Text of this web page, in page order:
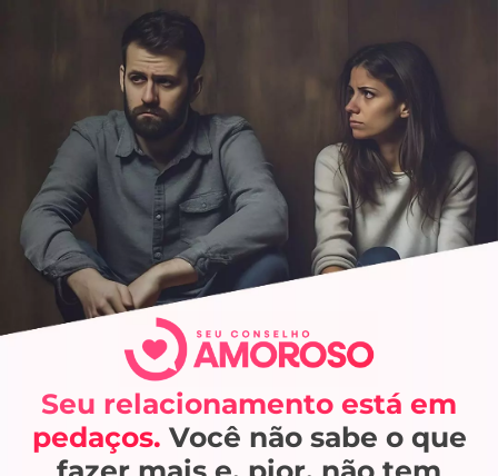
Seu relacionamento está em
pedaços. Você não sabe o que